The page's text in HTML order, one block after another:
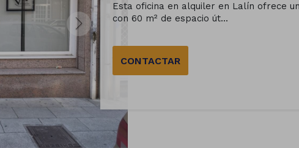
Esta oficina en alquiler en Lalín ofrece
con 60 m² de espacio út...
CONTACTAR